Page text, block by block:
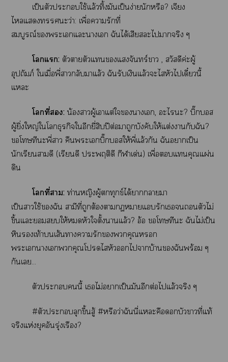
เป็นตัวะใช้แล้วทิ้งมันเป็นง่ายนักหรือ? เจียง
ไแะว่า: เพื่อารักที่
สมบูรณ์ะเแะาเ ฉันได้เสียะไาจริง ๆ
โแ:ตัวาตัวแแจันทร์า , สวัสดีค่ะผู้
อุปถัมภ์ ใเมื่อพี่าลับาแล้ว ฉันรับเงินแล้วะไสหัวไเดี๋ยวนี้
แะ
โที่:น้องาผู้เาแต่ใาเ, ะไะ? บิ๊อส
ผู้ยิ่งใหญ่ใโธุรกิจใอีกยี่สิบปีต่อมาถูกบังคับให้แต่งากับฉัน?
โทษทีะพี่า คืนะเบิ๊อสให้พี่แล้วกัน ฉันาเป็น
นักเรียนาดี (เรียนดี ประพฤติดี กีฬาเด่น) เพื่อแคุณแผ่น
ดิน
โที่า:ท่านหญิงผู้ทุกข์ได้าาา
เป็นาใช้ฉัน สามีที่ถูกต้องาาแรักเตัวไม่
ขึ้นแะให้หัวใตั้งาแล้ว? อ้อ โทษทีะ ฉันไม่เป็น
หินเท้าเส้นาารักคุณ
ะเาเคุณโไสหัวไาบ้านฉันพร้อม ๆ
กันเ...
ตัวะนี้ เไม่าเป็นมันอีกต่อไแล้วจริง ๆ
#ตัวะลุกขึ้นสู้ #หรือว่าฉันนี่แะคือบัวาที่แท้
จริงแห่งยุคอันรุ่งเรือง?